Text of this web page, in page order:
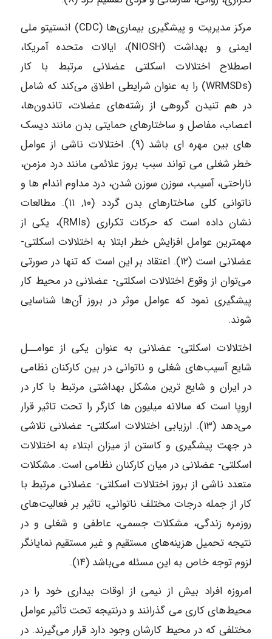
مرکز مدیریت و پیشگیری بیماری‌ها (CDC) انستیتو ملی
ایمنی و بهداشت (NIOSH)، ایالات متحده آمریکا،
اصطلاح اختلالات اسکلتی عضلانی مرتبط با کار
(WRMSDs) را به عنوان شرایطی اطلاق می‌کند که شامل
در هم تنیدن گروهی از رشته‌های عضلات، تاندون‌ها،
اعصاب، مفاصل و ساختارهای حمایتی بدن مانند دیسک‌
های بین مهره‌ ای ‌باشد (۹). اختلالات ناشی از عوامل
خطر شغلی می‌ تواند سبب بروز علائمی مانند درد مزمن،
ناراحتی، آسیب، سوزن سوزن شدن، درد مداوم اندام‌ ها و
ناتوانی کلی ساختارهای بدن گردد (۱۰, ۱۱). مطالعات
نشان داده است که حرکات تکراری (RMIs)، یکی از
مهمترین عوامل افزایش خطر ابتلا به اختلالات اسکلتی-
عضلانی است (۱۲). اعتقاد بر این است که تنها در صورتی
می‌توان از وقوع اختلالات اسکلتی- عضلانی در محیط کار
پیشگیری نمود که عوامل موثر در بروز آن‌ها شناسایی
شوند.
اختلالات اسکلتی- عضلانی به عنوان یکی از عوامــل
شایع آسیب‌های شغلی و ناتوانی در بین کارکنان نظامی
در ایران و شایع ترین مشکل بهداشتی مرتبط با کار در
اروپا است که سالانه میلیون ها کارگر را تحت تاثیر قرار
می‌دهد (۱۳). ارزیابی اختلالات اسکلتی- عضلانی تلاشی
در جهت پیشگیری و کاستن از میزان ابتلاء به اختلالات
اسکلتی- عضلانی در میان کارکنان نظامی است. مشکلات
متعدد ناشی از بروز اختلالات اسکلتی- عضلانی مرتبط با
کار از جمله درجات مختلف ناتوانی، تاثیر بر فعالیت‌های
روزمره زندگی، مشکلات جسمی، عاطفی و شغلی و در
نتیجه تحمیل هزینه‌های مستقیم و غیر مستقیم نمایانگر
لزوم توجه خاص به این مسئله می‌باشد (۱۴).
امروزه افراد بیش از نیمی از اوقات بیداری خود را در
محیط‌های کاری می‌ گذرانند و درنتیجه تحت تأثیر عوامل
مختلفی که در محیط کارشان وجود دارد قرار می‌گیرند. در